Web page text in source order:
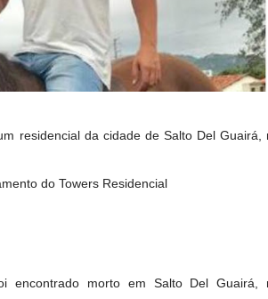
residencial da cidade de Salto Del Guairá,
do Towers Residencial
encontrado morto em Salto Del Guairá,